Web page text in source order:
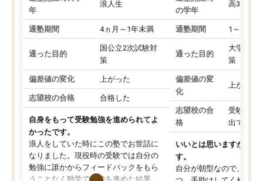
年
浪人生
通塾期間 4ヵ月～1年未満
通った目的
国公立2次試験対
策
偏差値の変化 上がった
志望校の合格 合格した
自身をもって受験勉強を進められてよ
かったです。
浪人をしていた時にこの塾でお世話に
なりました。現役時の受験では自分の
勉強に誰かからフィードバックをもら
うことなく独学で勉強を進めた結果、
の学年
高3
通塾期間 1～3ヵ月
通った目的
大学入学
策
偏差値の変
化
上がった
志望校の合
格
受験して
出ていな
いいとは思いますが、料
す。
自分が朝型なので、自習